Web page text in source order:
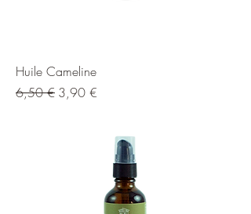
Huile Cameline
Prix original
6,50 € Prix promotionnel
3,90 €